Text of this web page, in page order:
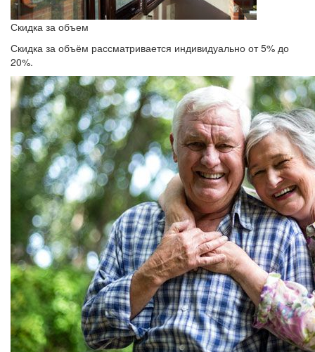
Скидка за объем
Скидка за объём рассматривается индивидуально от 5% до
20%.